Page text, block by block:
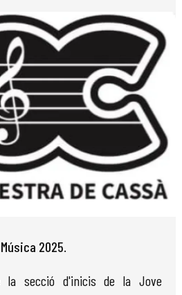
2025
la secció d'inicis de la Jove